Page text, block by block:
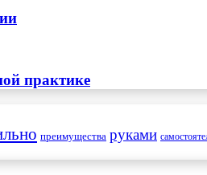
практике
преимущества руками